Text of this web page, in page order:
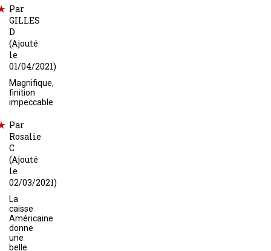
Par
GILLES
D
(Ajouté
le
01/04/2021)
Magnifique,
finition
impeccable
Par
Rosalie
C
(Ajouté
le
02/03/2021)
La
caisse
Américaine
donne
une
belle